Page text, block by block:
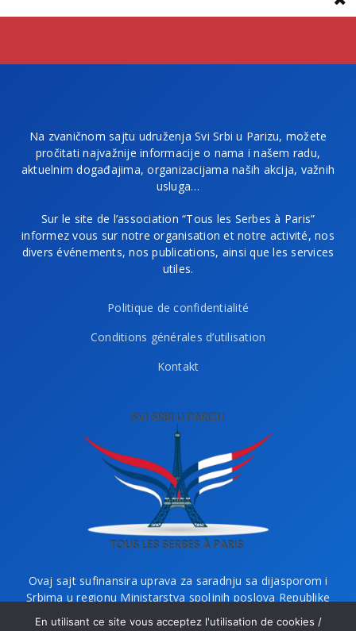
Na zvaničnom sajtu udruženja Svi Srbi u Parizu, možete
pročitati najvažnije informacije o nama i našem radu,
aktuelnim događajima, organizacijama naših akcija, važnih
usluga…
Sur le site de l’association “Tous les Serbes à Paris”
informez vous sur notre organisation et notre activité, nos
divers événements, nos publications, ainsi que les services
utiles.
Politique de confidentialité
Conditions générales d’utilisation
Kontakt
Ovaj sajt sufinansira uprava za saradnju sa dijasporom i
Srbima u regionu Ministarstva spoljnih poslova Republike
Srbije i Ministarstvo bez portfelja zaduženo za dijasporu.
En utilisant ce site vous acceptez l'utilisation de cookies /